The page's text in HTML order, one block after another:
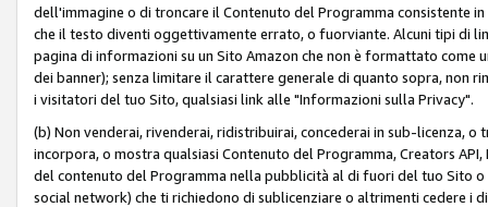
dell'immagine o di troncare il Contenuto del Programma consistente
che il testo diventi oggettivamente errato, o fuorviante. Alcuni tipi di
pagina di informazioni su un Sito Amazon che non è formattato
dei banner); senza limitare il carattere generale di quanto sopra, non
i visitatori del tuo Sito, qualsiasi link alle "Informazioni sulla Privacy".
(b) Non venderai, rivenderai, ridistribuirai, concederai in sub-licenza,
incorpora, o mostra qualsiasi Contenuto del Programma, Creators
del contenuto del Programma nella pubblicità al di fuori del tuo Sito
social network) che ti richiedono di sublicenziare o altrimenti cedere i